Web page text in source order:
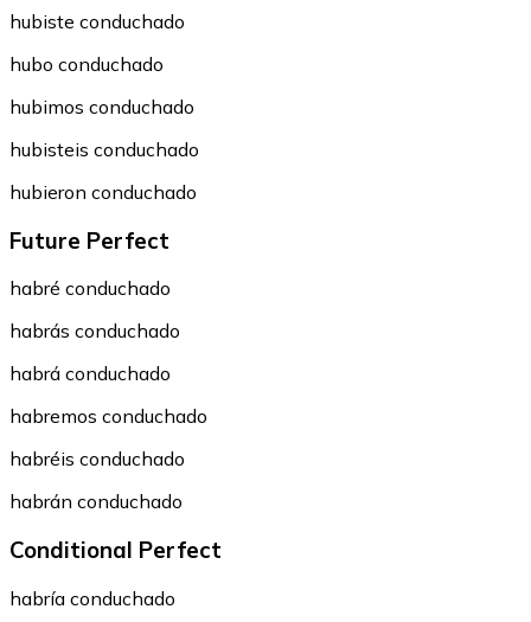
hubiste conduchado
hubo conduchado
hubimos conduchado
hubisteis conduchado
hubieron conduchado
Future Perfect
habré conduchado
habrás conduchado
habrá conduchado
habremos conduchado
habréis conduchado
habrán conduchado
Conditional Perfect
habría conduchado